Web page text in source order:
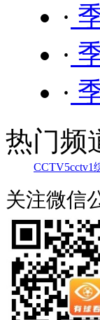
·
·
·
热门频
CCTV5cctv1
关注微信